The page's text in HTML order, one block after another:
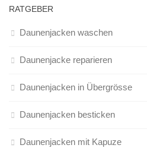
RATGEBER
Daunenjacken waschen
Daunenjacke reparieren
Daunenjacken in Übergrösse
Daunenjacken besticken
Daunenjacken mit Kapuze